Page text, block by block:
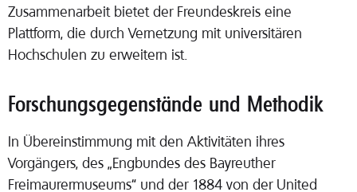
Zusammenarbeit bietet der Freundeskreis eine
Plattform, die durch Vernetzung mit universitären
Hochschulen zu erweitern ist.
Forschungsgegenstände und Methodik
In Übereinstimmung mit den Aktivitäten ihres
Vorgängers, des „Engbundes des Bayreuther
Freimaurermuseums“ und der 1884 von der United